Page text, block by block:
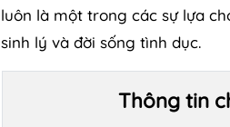
luôn là một trong các sự lựa
sinh lý và đời sống tình dục.
Thông tin